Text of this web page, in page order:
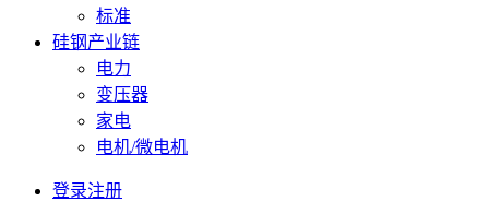
标准
硅钢产业链
电力
变压器
家电
电机/微电机
登录注册